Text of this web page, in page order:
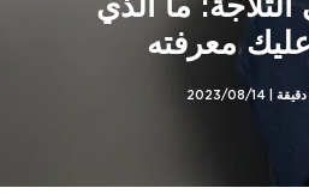
ما الذي
معرفته
2023/08/14